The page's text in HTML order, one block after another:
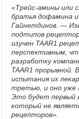
«Трейс-амины или
братья дофамина
Гайнетдинов. —
подтипов
изучен TAAR1
перспективным,
разработку
TAAR1 прорывной.
испытания их
третью, и оно уже
Это будет первый
который не
рецепторов».